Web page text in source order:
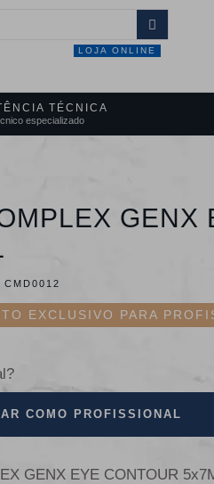
LOJA ONLINE
TÉCNICA
especializado
GENX
CMD0012
EXCLUSIVO PARA
COMO PROFISSIONAL
GENX EYE CONTOUR